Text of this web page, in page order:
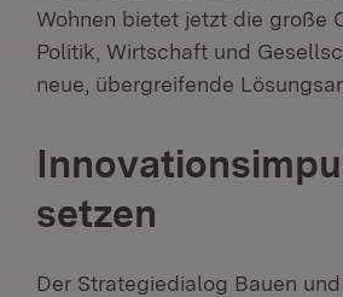
Wohnen bietet jetzt die große
Politik, Wirtschaft und
neue, übergreifende
setzen
Der Strategiedialog Bauen